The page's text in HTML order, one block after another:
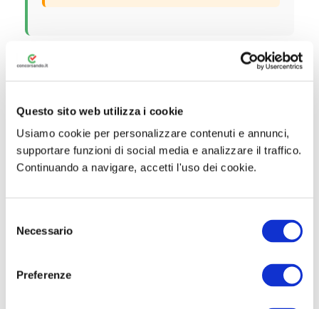
Questo sito web utilizza i cookie
Usiamo cookie per personalizzare contenuti e annunci,
supportare funzioni di social media e analizzare il traffico.
Continuando a navigare, accetti l'uso dei cookie.
Necessario
Preferenze
🎯 Prove d’Esame
La selezione prevede una sola prova
scritta , svolta in presenza con
La prova scritta si terrà il 4 giugno 2026e